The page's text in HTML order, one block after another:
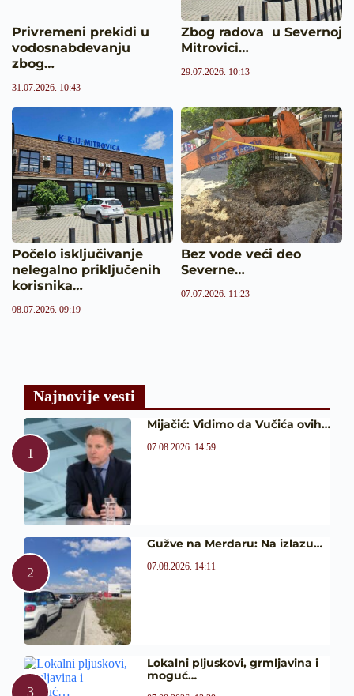
Privremeni prekidi u
vodosnabdevanju
zbog…
31.07.2026. 10:43
Zbog radova u Severnoj
Mitrovici…
29.07.2026. 10:13
Počelo isključivanje
nelegalno priključenih
korisnika…
08.07.2026. 09:19
Bez vode veći deo
Severne…
07.07.2026. 11:23
Najnovije vesti
Mijačić: Vidimo da Vučića ovih…
07.08.2026. 14:59
Gužve na Merdaru: Na izlazu…
07.08.2026. 14:11
Lokalni pljuskovi, grmljavina i
moguć…